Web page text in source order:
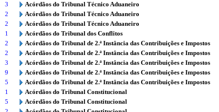
3
Acórdãos do Tribunal Técnico Aduaneiro
2
Acórdãos do Tribunal Técnico Aduaneiro
2
Acórdãos do Tribunal Técnico Aduaneiro
1
Acórdãos do Tribunal dos Conflitos
2
Acórdãos do Tribunal de 2.ª Instância das Contribuições e Impostos
2
Acórdãos do Tribunal de 2.ª Instância das Contribuições e Impostos
3
Acórdãos do Tribunal de 2.ª Instância das Contribuições e Impostos
9
Acórdãos do Tribunal de 2.ª Instância das Contribuições e Impostos
5
Acórdãos do Tribunal de 2.ª Instância das Contribuições e Impostos
1
Acórdãos do Tribunal Constitucional
5
Acórdãos do Tribunal Constitucional